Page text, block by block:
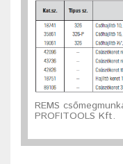
REMS
PROFITOOLS Kft.